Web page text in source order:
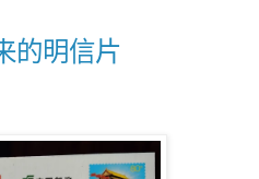
的明信片